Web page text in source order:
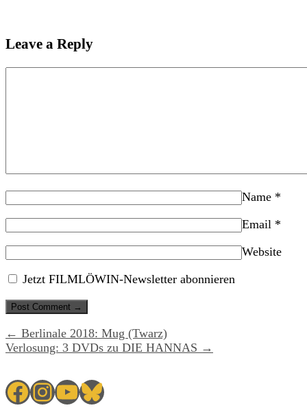
Leave a Reply
Name *
Email *
Website
Jetzt FILMLÖWIN-Newsletter abonnieren
← Berlinale 2018: Mug (Twarz)
Verlosung: 3 DVDs zu DIE HANNAS →
Facebook
Instagram
YouTube
Bluesky